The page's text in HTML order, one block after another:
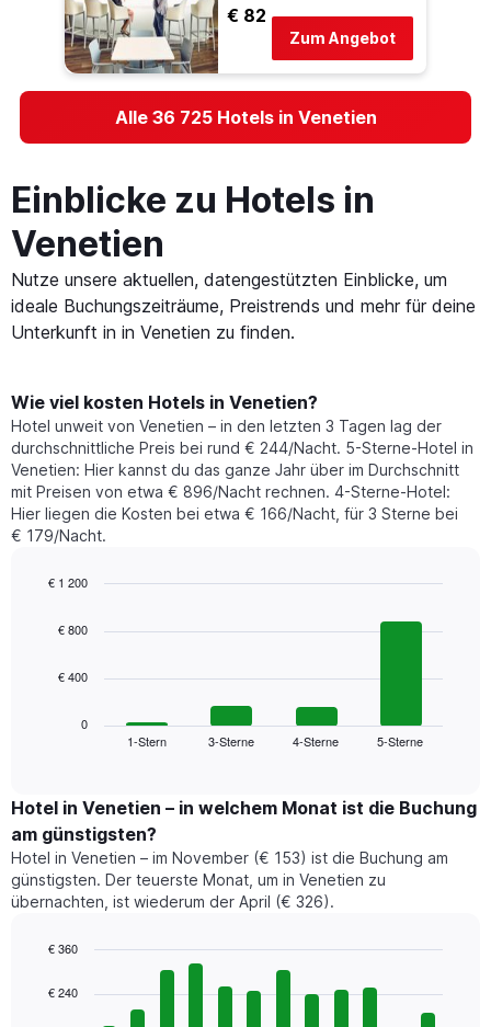
€ 82
Zum Angebot
Alle 36 725 Hotels in Venetien
Einblicke zu Hotels in
Venetien
Nutze unsere aktuellen, datengestützten Einblicke, um
ideale Buchungszeiträume, Preistrends und mehr für deine
Unterkunft in in Venetien zu finden.
Wie viel kosten Hotels in Venetien?
Hotel unweit von Venetien – in den letzten 3 Tagen lag der
durchschnittliche Preis bei rund € 244/Nacht. 5-Sterne-Hotel in
Venetien: Hier kannst du das ganze Jahr über im Durchschnitt
mit Preisen von etwa € 896/Nacht rechnen. 4-Sterne-Hotel:
Hier liegen die Kosten bei etwa € 166/Nacht, für 3 Sterne bei
€ 179/Nacht.
chart
bars.
den
durchschnittlichen
Preis
für
ein
Doppelzimmer
letzten
Tage,
1-Stern 3-Sterne 4-Sterne 5-Sterne
0
€ 400
€ 800
€ 1 200
Hotel in Venetien – in welchem Monat ist die Buchung
am günstigsten?
Hotel in Venetien – im November (€ 153) ist die Buchung am
günstigsten. Der teuerste Monat, um in Venetien zu
übernachten, ist wiederum der April (€ 326).
chart
graphic.
€ 240
€ 360